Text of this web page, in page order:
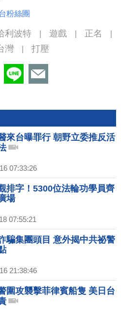
粉絲團
利波特 遊戲 正名
灣 打壓
來台曝罪行 朝野立委推反活
07:33:26
排字！5300位法輪功學員齊
場
07:55:21
騙集團頭目 意外揭中共祕警
21:38:46
圍攻襲擊菲律賓船隻 美日台